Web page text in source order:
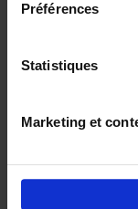
Préférences
Statistiques
Marketing et